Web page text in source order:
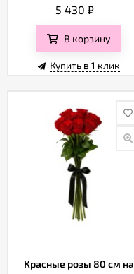
5 430 ₽
В корзину
Купить в 1 клик
Красные розы 80 см на